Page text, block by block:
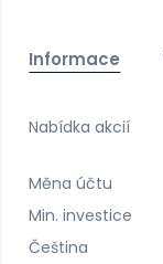
Informace
Nabídka akcií
Měna účtu
Min. investice
Čeština